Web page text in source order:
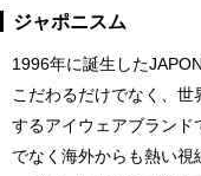
ジャポニスム
1996年に誕生した
こだわるだけでなく、
するアイウェアブランド
でなく海外からも熱い